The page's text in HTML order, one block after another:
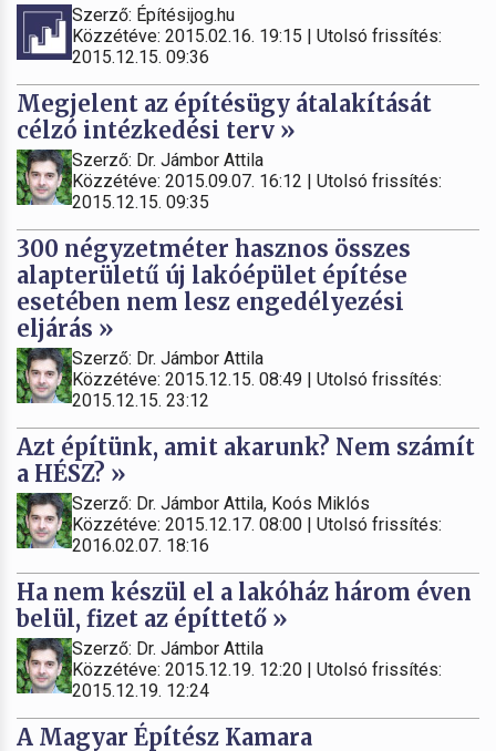
Szerző: Építésijog.hu
Közzétéve: 2015.02.16. 19:15 | Utolsó frissítés:
2015.12.15. 09:36
Megjelent az építésügy átalakítását
célzó intézkedési terv »
Szerző: Dr. Jámbor Attila
Közzétéve: 2015.09.07. 16:12 | Utolsó frissítés:
2015.12.15. 09:35
300 négyzetméter hasznos összes
alapterületű új lakóépület építése
esetében nem lesz engedélyezési
eljárás »
Szerző: Dr. Jámbor Attila
Közzétéve: 2015.12.15. 08:49 | Utolsó frissítés:
2015.12.15. 23:12
Azt építünk, amit akarunk? Nem számít
a HÉSZ? »
Szerző: Dr. Jámbor Attila, Koós Miklós
Közzétéve: 2015.12.17. 08:00 | Utolsó frissítés:
2016.02.07. 18:16
Ha nem készül el a lakóház három éven
belül, fizet az építtető »
Szerző: Dr. Jámbor Attila
Közzétéve: 2015.12.19. 12:20 | Utolsó frissítés:
2015.12.19. 12:24
A Magyar Építész Kamara